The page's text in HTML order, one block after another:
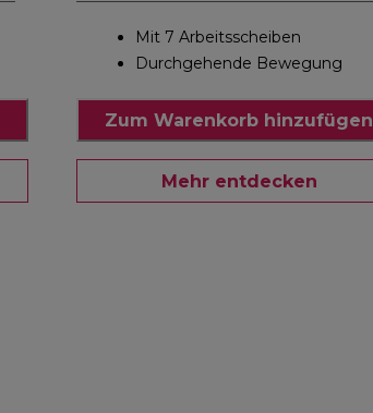
Mit 7 Arbeitsscheiben
Durchgehende Bewegung
Zum Warenkorb hinzufügen
Mehr entdecken